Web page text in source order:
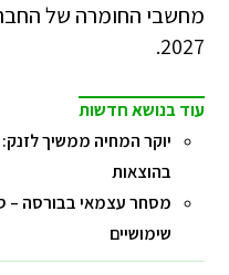
מחשבי החומרה של
2027.
עוד בנושא חדשות
יוקר המחיה ממשיך
בהוצאות
מסחר עצמאי בבורסה –
שימושיים